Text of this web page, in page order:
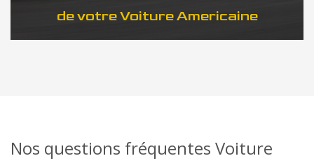
de votre Voiture Americaine
Nos questions fréquentes Voiture